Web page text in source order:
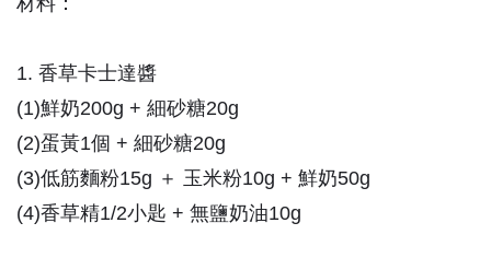
1. 香草卡士達醬
(1)鮮奶200g + 細砂糖20g
(2)蛋黃1個 + 細砂糖20g
(3)低筋麵粉15g ＋ 玉米粉10g + 鮮奶50g
(4)香草精1/2小匙 + 無鹽奶油10g